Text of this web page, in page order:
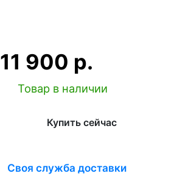
11 900 р.
Товар в наличии
Купить сейчас
Своя служба доставки